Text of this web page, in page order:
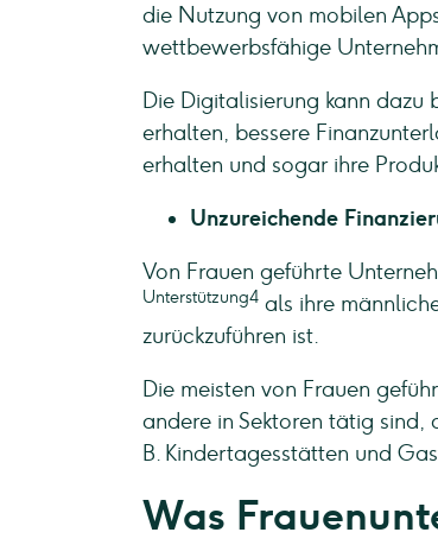
die Nutzung von mobilen
wettbewerbsfähige
Die Digitalisierung kann dazu
erhalten, bessere
erhalten und sogar ihre
Unzureichende
Von Frauen geführte
Unterstützung4 als ihre
zurückzuführen ist.
Die meisten von Frauen
andere in Sektoren tätig sind,
B. Kindertagesstätten und
Was